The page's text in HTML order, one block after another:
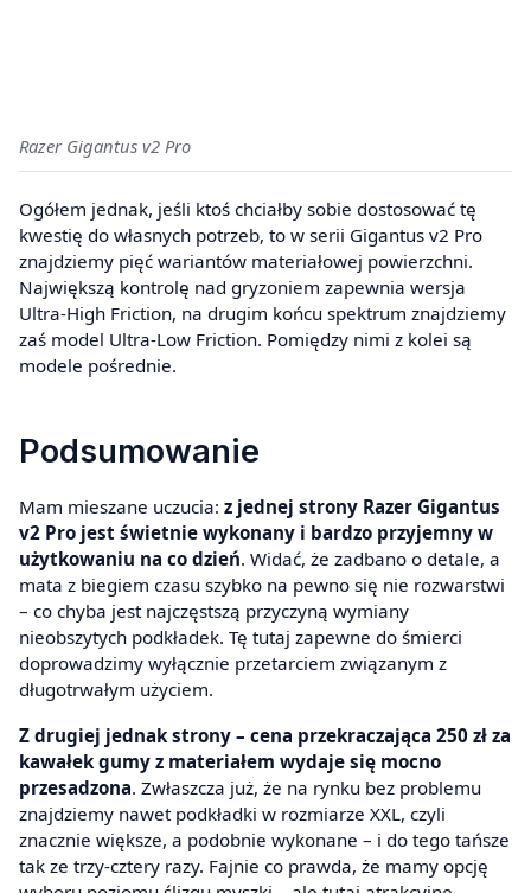
Razer Gigantus v2 Pro
Ogółem jednak, jeśli ktoś chciałby sobie dostosować tę
kwestię do własnych potrzeb, to w serii Gigantus v2 Pro
znajdziemy pięć wariantów materiałowej powierzchni.
Największą kontrolę nad gryzoniem zapewnia wersja
Ultra-High Friction, na drugim końcu spektrum znajdziemy
zaś model Ultra-Low Friction. Pomiędzy nimi z kolei są
modele pośrednie.
Podsumowanie
Mam mieszane uczucia: z jednej strony Razer Gigantus
v2 Pro jest świetnie wykonany i bardzo przyjemny w
użytkowaniu na co dzień. Widać, że zadbano o detale, a
mata z biegiem czasu szybko na pewno się nie rozwarstwi
– co chyba jest najczęstszą przyczyną wymiany
nieobszytych podkładek. Tę tutaj zapewne do śmierci
doprowadzimy wyłącznie przetarciem związanym z
długotrwałym użyciem.
Z drugiej jednak strony – cena przekraczająca 250 zł za
kawałek gumy z materiałem wydaje się mocno
przesadzona. Zwłaszcza już, że na rynku bez problemu
znajdziemy nawet podkładki w rozmiarze XXL, czyli
znacznie większe, a podobnie wykonane – i do tego tańsze
tak ze trzy-cztery razy. Fajnie co prawda, że mamy opcję